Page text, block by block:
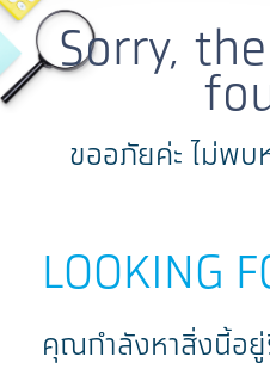
Sorry,
ขออภัยค่ะ ไม่พ
LOOKING
คุณกำลังหาสิ่งนี้อยู่